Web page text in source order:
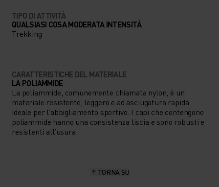
TIPO DI ATTIVITÀ
QUALSIASI COSA MODERATA INTENSITÀ
Trekking
CARATTERISTICHE DEL MATERIALE
LA POLIAMMIDE
La poliammide, comunemente chiamata nylon, è un
materiale resistente, leggero e ad asciugatura rapida
ideale per l’abbigliamento sportivo. I capi che contengono
poliammide hanno una consistenza liscia e sono robusti e
resistenti all’usura.
TORNA SU